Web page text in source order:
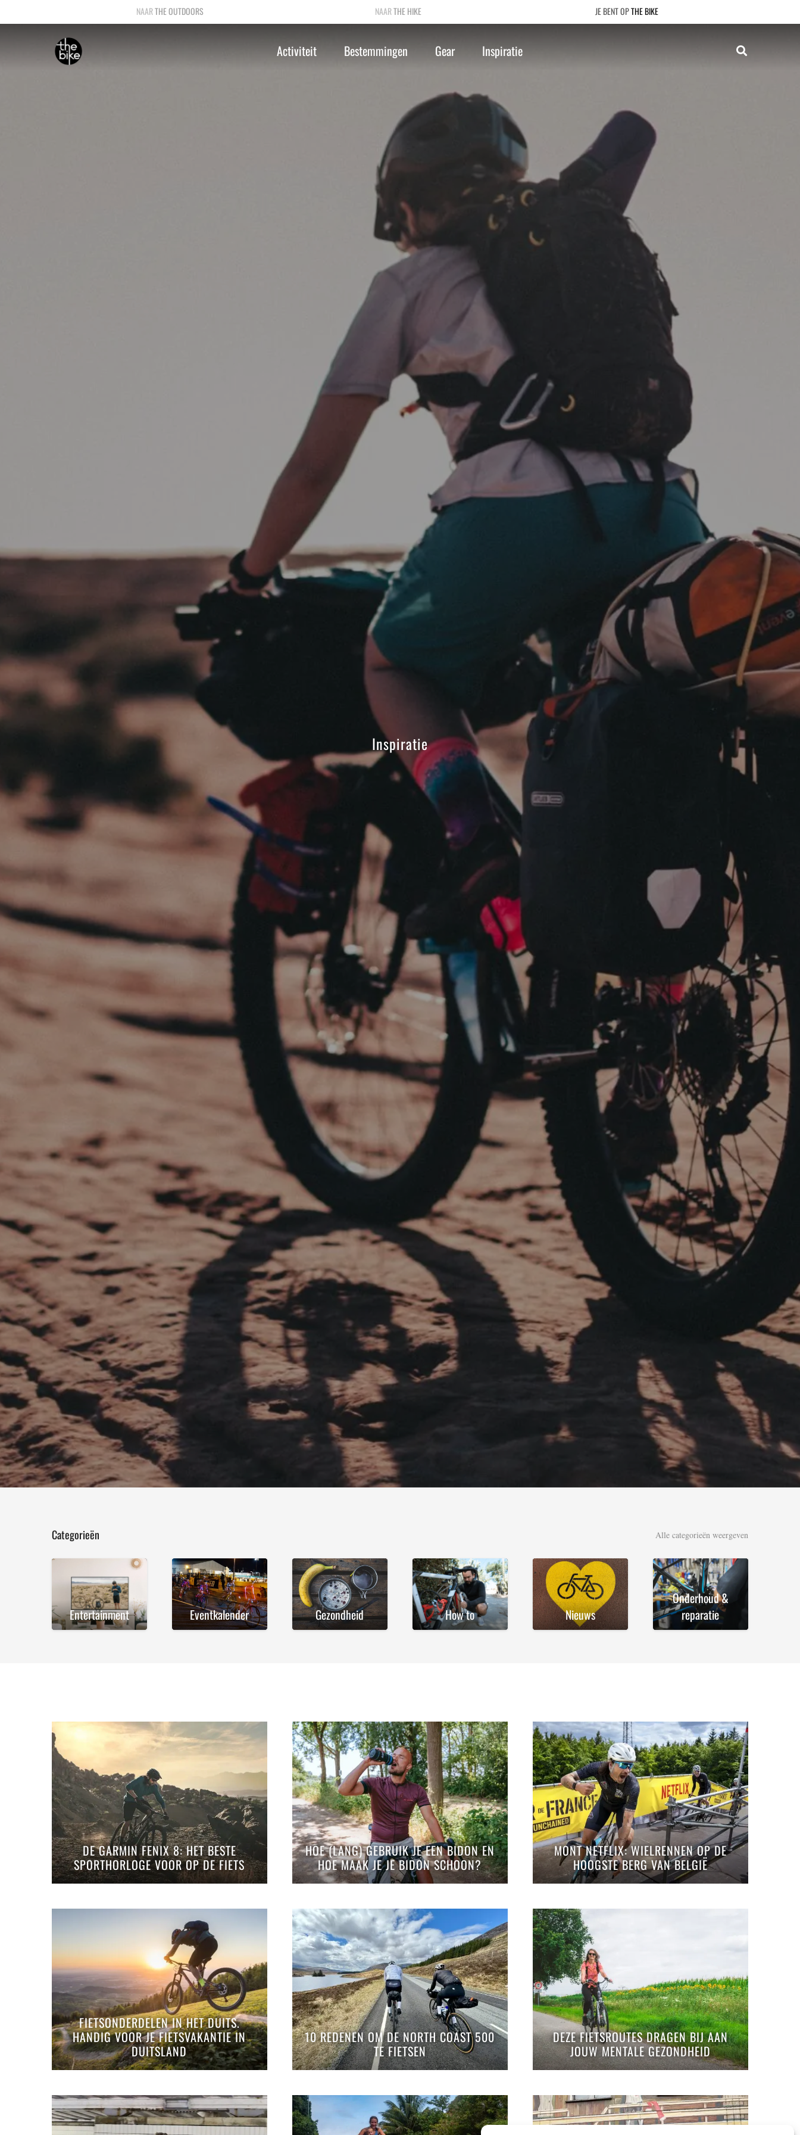
THE OUTDOORS THE HIKE THE BIKE
Activiteit Bestemmingen Gear Inspiratie
Inspiratie
Categorieën Alle categorieën weergeven
Entertainment Eventkalender Gezondheid How to Nieuws
Onderhoud &
reparatie
DE GARMIN FENIX 8: HET BESTE
SPORTHORLOGE VOOR OP DE FIETS
HOE (LANG) GEBRUIK JE EEN BIDON EN
HOE MAAK JE JE BIDON SCHOON?
MONT NETFLIX: WIELRENNEN OP DE
HOOGSTE BERG VAN BELGIË
FIETSONDERDELEN IN HET DUITS.
HANDIG VOOR JE FIETSVAKANTIE IN
DUITSLAND
10 REDENEN OM DE NORTH COAST 500
TE FIETSEN
DEZE FIETSROUTES DRAGEN BIJ AAN
JOUW MENTALE GEZONDHEID